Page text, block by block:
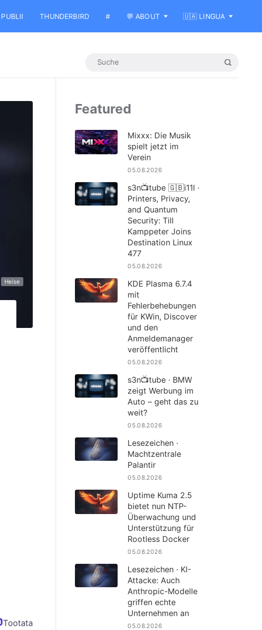
PUBLII THUNDERBIRD # 💬 ABOUT 🇺🇦 LINGUA
Heise
Tootata
Featured
Mixxx: Die Musik
spielt jetzt im
Verein
05.08.2026
s3n📺tube 🇬🇧i11l ·
Printers, Privacy,
and Quantum
Security: Till
Kamppeter Joins
Destination Linux
477
05.08.2026
KDE Plasma 6.7.4
mit
Fehlerbehebungen
für KWin, Discover
und den
Anmeldemanager
veröffentlicht
05.08.2026
s3n📺tube · BMW
zeigt Werbung im
Auto – geht das zu
weit?
05.08.2026
Lesezeichen ·
Machtzentrale
Palantir
05.08.2026
Uptime Kuma 2.5
bietet nun NTP-
Überwachung und
Unterstützung für
Rootless Docker
05.08.2026
Lesezeichen · KI-
Attacke: Auch
Anthropic-Modelle
griffen echte
Unternehmen an
05.08.2026